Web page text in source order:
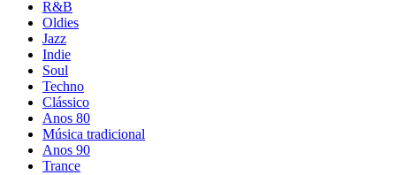
R&B
Oldies
Jazz
Indie
Soul
Techno
Clássico
Anos 80
Música tradicional
Anos 90
Trance